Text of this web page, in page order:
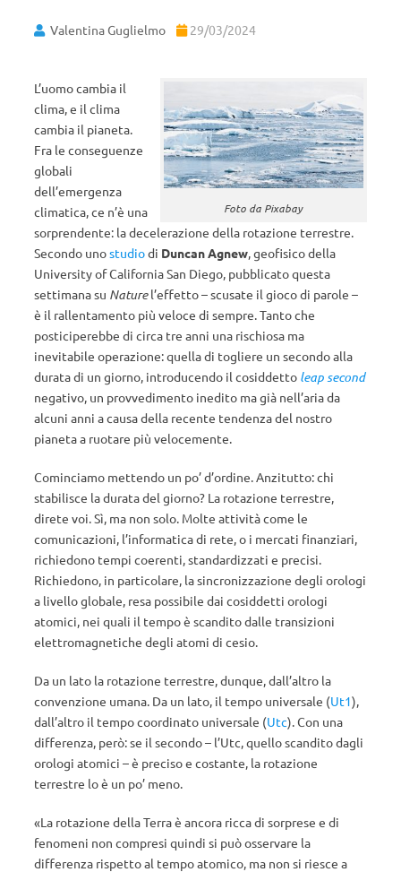
Valentina Guglielmo 29/03/2024
Foto da Pixabay
L’uomo cambia il
clima, e il clima
cambia il pianeta.
Fra le conseguenze
globali
dell’emergenza
climatica, ce n’è una
sorprendente: la decelerazione della rotazione terrestre.
Secondo unostudiodi Duncan Agnew, geofisico della
University of California San Diego, pubblicato questa
settimana su Naturel’effetto – scusate il gioco di parole –
è il rallentamento più veloce di sempre. Tanto che
posticiperebbe di circa tre anni una rischiosa ma
inevitabile operazione: quella di togliere un secondo alla
durata di un giorno, introducendo il cosiddetto leap second
negativo, un provvedimento inedito ma già nell’aria da
alcuni anni a causa della recente tendenza del nostro
pianeta a ruotare più velocemente.
Cominciamo mettendo un po’ d’ordine. Anzitutto: chi
stabilisce la durata del giorno? La rotazione terrestre,
direte voi. Sì, ma non solo. Molte attività come le
comunicazioni, l’informatica di rete, o i mercati finanziari,
richiedono tempi coerenti, standardizzati e precisi.
Richiedono, in particolare, la sincronizzazione degli orologi
a livello globale, resa possibile dai cosiddetti orologi
atomici, nei quali il tempo è scandito dalle transizioni
elettromagnetiche degli atomi di cesio.
Da un lato la rotazione terrestre, dunque, dall’altro la
convenzione umana. Da un lato, il tempo universale (Ut1),
dall’altro il tempo coordinato universale (Utc). Con una
differenza, però: se il secondo – l’Utc, quello scandito dagli
orologi atomici – è preciso e costante, la rotazione
terrestre lo è un po’ meno.
«La rotazione della Terra è ancora ricca di sorprese e di
fenomeni non compresi quindi si può osservare la
differenza rispetto al tempo atomico, ma non si riesce a